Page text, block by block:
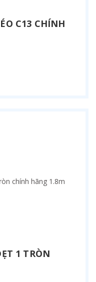
C13 CHÍNH
1 TRÒN